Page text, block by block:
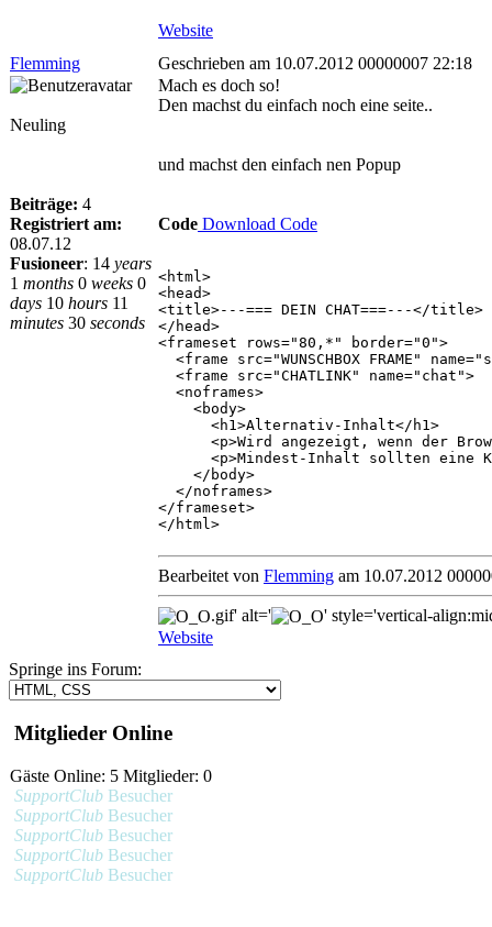
Website
Flemming
Geschrieben am 10.07.2012 00000007 22:18
Neuling
Beiträge: 4
Registriert am:
08.07.12
Fusioneer: 14 years
1 months 0 weeks 0
days 10 hours 11
minutes 30 seconds
Mach es doch so!
Den machst du einfach noch eine seite..
und machst den einfach nen Popup
Code Download Code
<html>
<head>
<title>---=== DEIN CHAT===---</title>
</head>
<frameset rows="80,*" border="0">
<frame src="WUNSCHBOX FRAME"
<frame src="CHATLINK" name="chat">
<noframes>
<body>
<h1>Alternativ-Inhalt</h1>
<p>Wird angezeigt, wenn der
<p>Mindest-Inhalt sollten eine
</body>
</noframes>
</frameset>
</html>
Bearbeitet von Flemming am 10.07.2012
.gif' alt='
' style='vertical-
Website
Springe ins Forum:
Mitglieder Online
Gäste Online: 5 Mitglieder: 0
SupportClub Besucher
SupportClub Besucher
SupportClub Besucher
SupportClub Besucher
SupportClub Besucher